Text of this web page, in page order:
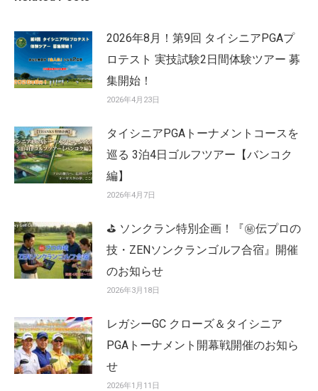
2026年8月！第9回 タイシニアPGAプ
ロテスト 実技試験2日間体験ツアー 募
集開始！
2026年4月23日
タイシニアPGAトーナメントコースを
巡る 3泊4日ゴルフツアー【バンコク
編】
2026年4月7日
⛳ ソンクラン特別企画！『㊙️伝プロの
技・ZENソンクランゴルフ合宿』開催
のお知らせ
2026年3月18日
レガシーGC クローズ＆タイシニア
PGAトーナメント開幕戦開催のお知ら
せ
2026年1月11日